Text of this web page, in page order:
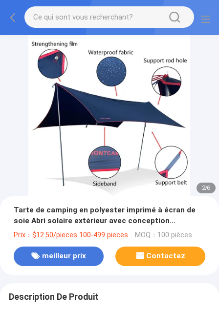
2/6
Tarte de camping en polyester imprimé à écran de
soie Abri solaire extérieur avec conception
imperméable à l'eau
Prix：$12.50/pieces 100-499 pieces MOQ：100 pièces
meilleur prix Contactez
Description De Produit